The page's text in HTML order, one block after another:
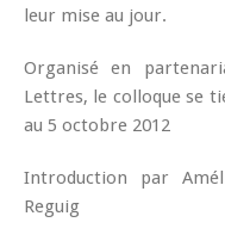
leur mise au jour.
Organisé en
Lettres, le colloque se
au 5 octobre 2012
Introduction par
Reguig